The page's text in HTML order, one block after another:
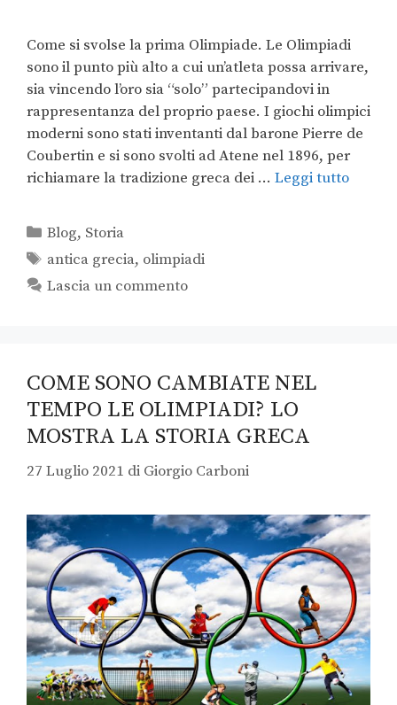
Come si svolse la prima Olimpiade. Le Olimpiadi
sono il punto più alto a cui un’atleta possa arrivare,
sia vincendo l’oro sia “solo” partecipandovi in
rappresentanza del proprio paese. I giochi olimpici
moderni sono stati inventanti dal barone Pierre de
Coubertin e si sono svolti ad Atene nel 1896, per
richiamare la tradizione greca dei … Leggi tutto
Blog, Storia
antica grecia, olimpiadi
Lascia un commento
COME SONO CAMBIATE NEL
TEMPO LE OLIMPIADI? LO
MOSTRA LA STORIA GRECA
27 Luglio 2021 di Giorgio Carboni